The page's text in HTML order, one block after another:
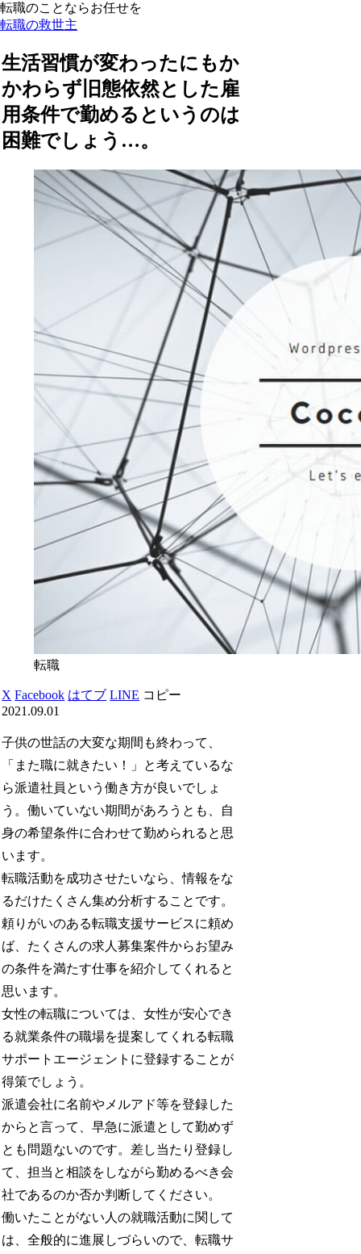
転職のことならお任せを
転職の救世主
生活習慣が変わったにもか
かわらず旧態依然とした雇
用条件で勤めるというのは
困難でしょう…。
転職
X Facebook はてブ LINE コピー
2021.09.01
子供の世話の大変な期間も終わって、
「また職に就きたい！」と考えているな
ら派遣社員という働き方が良いでしょ
う。働いていない期間があろうとも、自
身の希望条件に合わせて勤められると思
います。
転職活動を成功させたいなら、情報をな
るだけたくさん集め分析することです。
頼りがいのある転職支援サービスに頼め
ば、たくさんの求人募集案件からお望み
の条件を満たす仕事を紹介してくれると
思います。
女性の転職については、女性が安心でき
る就業条件の職場を提案してくれる転職
サポートエージェントに登録することが
得策でしょう。
派遣会社に名前やメルアド等を登録した
からと言って、早急に派遣として勤めず
とも問題ないのです。差し当たり登録し
て、担当と相談をしながら勤めるべき会
社であるのか否か判断してください。
働いたことがない人の就職活動に関して
は、全般的に進展しづらいので、転職サ